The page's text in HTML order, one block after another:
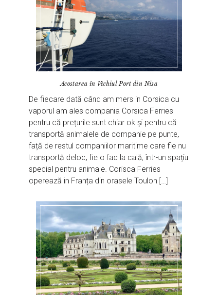
Acostarea în Vechiul Port din Nisa
De fiecare dată când am mers in Corsica cu
vaporul am ales compania Corsica Ferries
pentru că prețurile sunt chiar ok și pentru că
transportă animalele de companie pe punte,
față de restul companiilor maritime care fie nu
transportă deloc, fie o fac la cală, într-un spațiu
special pentru animale. Corisca Ferries
operează in Franța din orasele Toulon […]